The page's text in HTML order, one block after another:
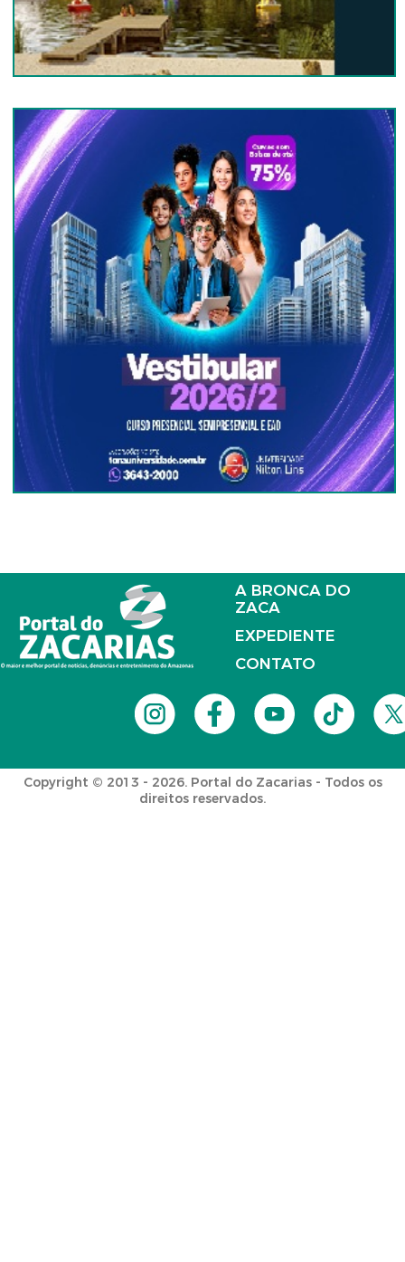
A BRONCA DO
ZACA
EXPEDIENTE
CONTATO
Copyright © 2013 - 2026. Portal do Zacarias - Todos os
direitos reservados.